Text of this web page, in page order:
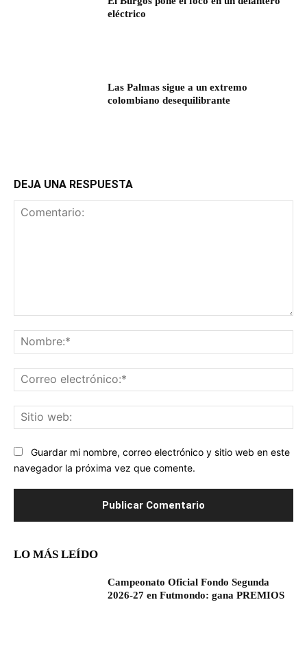
eléctrico
Las Palmas sigue a un extremo
colombiano desequilibrante
DEJA UNA RESPUESTA
Guardar mi nombre, correo electrónico y sitio web en este
navegador la próxima vez que comente.
LO MÁS LEÍDO
Campeonato Oficial Fondo Segunda
2026-27 en Futmondo: gana PREMIOS